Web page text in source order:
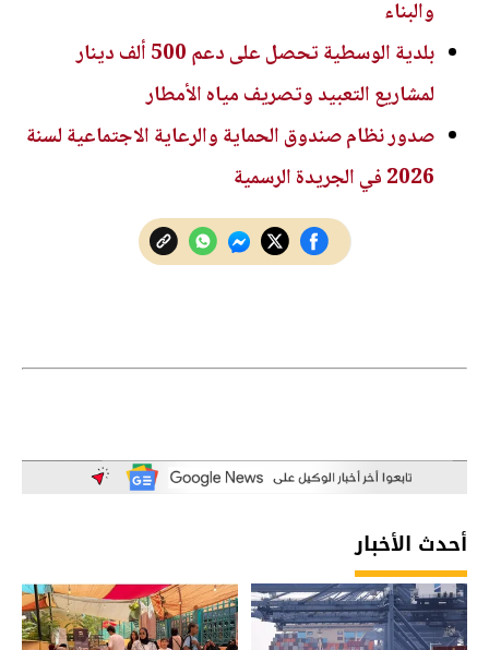
والبناء
بلدية الوسطية تحصل على دعم 500 ألف دينار
لمشاريع التعبيد وتصريف مياه الأمطار
صدور نظام صندوق الحماية والرعاية الاجتماعية لسنة
2026 في الجريدة الرسمية
أحدث الأخبار